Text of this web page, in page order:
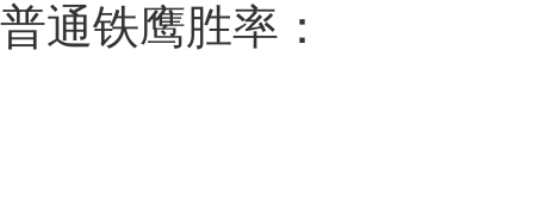
普通铁鹰胜率：